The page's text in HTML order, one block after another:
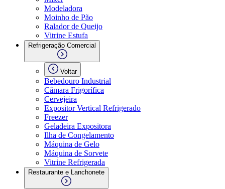
Modeladora
Moinho de Pão
Ralador de Queijo
Vitrine Estufa
Refrigeração Comercial
Voltar
Bebedouro Industrial
Câmara Frigorífica
Cervejeira
Expositor Vertical Refrigerado
Freezer
Geladeira Expositora
Ilha de Congelamento
Máquina de Gelo
Máquina de Sorvete
Vitrine Refrigerada
Restaurante e Lanchonete